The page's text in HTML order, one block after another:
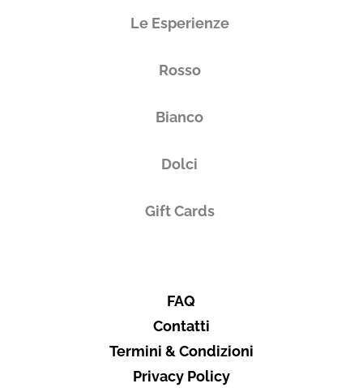
Totale 0.00€
Le Esperienze
Rosso
Bianco
Dolci
Gift Cards
FAQ
Contatti
Termini & Condizioni
Privacy Policy